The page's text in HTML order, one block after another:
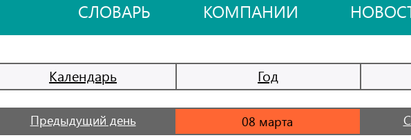
СЛОВАРЬ КОМПАНИИ
Календарь Год
Предыдущий день